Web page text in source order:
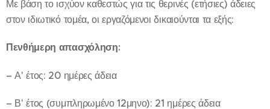
Με βάση το ισχύον καθεστώς για τις θερινές (ετήσιες) άδειες
στον ιδιωτικό τομέα, οι εργαζόμενοι δικαιούνται τα εξής:
Πενθήμερη απασχόληση:
– Α' έτος: 20 ημέρες άδεια
– Β' έτος (συμπληρωμένο 12μηνο): 21 ημέρες άδεια